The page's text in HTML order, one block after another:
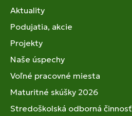
Aktuality
Podujatia, akcie
Projekty
Naše úspechy
Voľné pracovné miesta
Maturitné skúšky 2026
Stredoškolská odborná činnosť